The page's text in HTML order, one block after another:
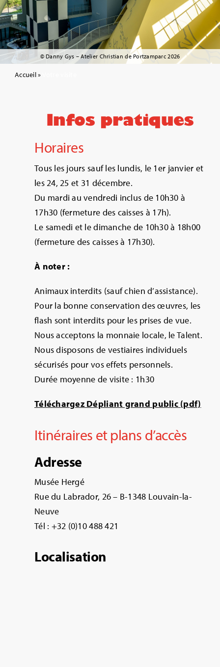
Café – Restaurant
Vos événements
© Danny Gys – Atelier Christian de Portzamparc 2026
Accueil»
Infos pratiques
Horaires
Tous les jours sauf les lundis, le 1er janvier et
les 24, 25 et 31 décembre.
Du mardi au vendredi inclus de 10h30 à
17h30 (fermeture des caisses à 17h).
Le samedi et le dimanche de 10h30 à 18h00
(fermeture des caisses à 17h30).
À noter :
Animaux interdits (sauf chien d’assistance).
Pour la bonne conservation des œuvres, les
flash sont interdits pour les prises de vue.
Nous acceptons la monnaie locale, le Talent.
Nous disposons de vestiaires individuels
sécurisés pour vos effets personnels.
Durée moyenne de visite : 1h30
Téléchargez Dépliant grand public (pdf)
Itinéraires et plans d’accès
Adresse
Musée Hergé
Rue du Labrador, 26 – B-1348 Louvain-la-
Neuve
Tél : +32 (0)10 488 421
Localisation